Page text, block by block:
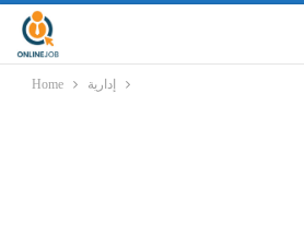
Home إدارية